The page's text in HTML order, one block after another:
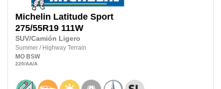
Michelin Latitude Sport
275/55R19 111W
SUV/Camión Ligero
Summer / Highway Terrain
MO BSW
220/AA/A